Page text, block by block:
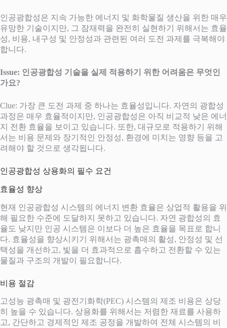
인공광합성은 지속 가능한 에너지 및 화학물질 생산을 위한 매우
유망한 기술이지만, 그 잠재력을 완전히 실현하기 위해서는 효율
성, 비용, 내구성 및 안정성과 관련된 여러 도전 과제를 극복해야
합니다.
Issue: 인공광합성 기술을 실제 적용하기 위한 어려움은 무엇인
가요?
Clue: 가장 큰 도전 과제 중 하나는 효율성입니다. 자연의 광합성
과정은 매우 효율적이지만, 인공광합성은 아직 비교적 낮은 에너
지 전환 효율을 보이고 있습니다. 또한, 대규모로 적용하기 위해
서는 비용 문제와 장기적인 안정성, 환경에 미치는 영향 등을 고
려해야 할 것으로 생각됩니다.
인공광합성 상용화의 필수 요건
효율성 향상
현재 인공광합성 시스템의 에너지 변환 효율은 상업적 활용을 위
해 필요한 수준에 도달하지 못하고 있습니다. 자연 광합성의 효
율도 낮지만 인공 시스템은 이보다 더 높은 효율을 목표로 합니
다. 효율성을 향상시키기 위해서는 광촉매의 활성, 안정성 및 선
택성을 개선하고, 빛을 더 효과적으로 흡수하고 전환할 수 있는
물질과 구조의 개발이 필요합니다.
비용 절감
고성능 광촉매 및 광전기화학(PEC) 시스템의 제조 비용은 상당
히 높을 수 있습니다. 상용화를 위해서는 저렴한 재료를 사용하
고, 간단하고 경제적인 제조 공정을 개발하여 전체 시스템의 비